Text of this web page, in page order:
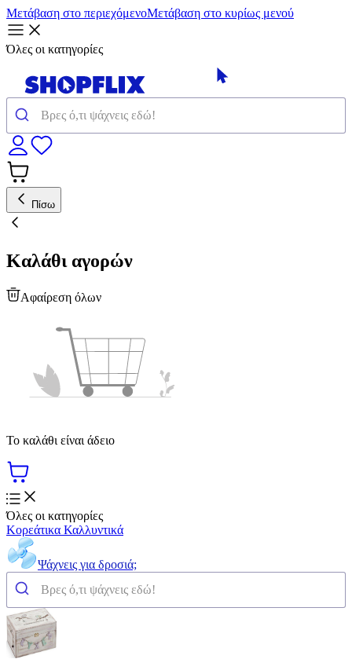
Μετάβαση στο περιεχόμενοΜετάβαση στο κυρίως μενού
Όλες οι κατηγορίες
Πίσω
Καλάθι αγορών
Αφαίρεση όλων
Το καλάθι είναι άδειο
Όλες οι κατηγορίες
Κορεάτικα Καλλυντικά
Ψάχνεις για δροσιά;